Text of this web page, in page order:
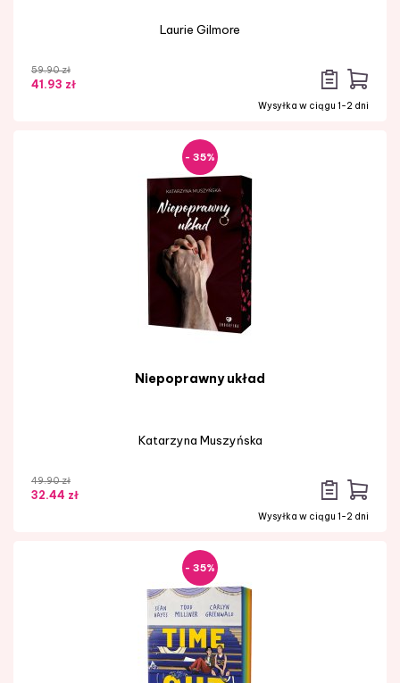
Laurie Gilmore
59.90 zł
41.93 zł
Wysyłka w ciągu 1-2 dni
- 35%
Niepoprawny układ
Katarzyna Muszyńska
49.90 zł
32.44 zł
Wysyłka w ciągu 1-2 dni
- 35%